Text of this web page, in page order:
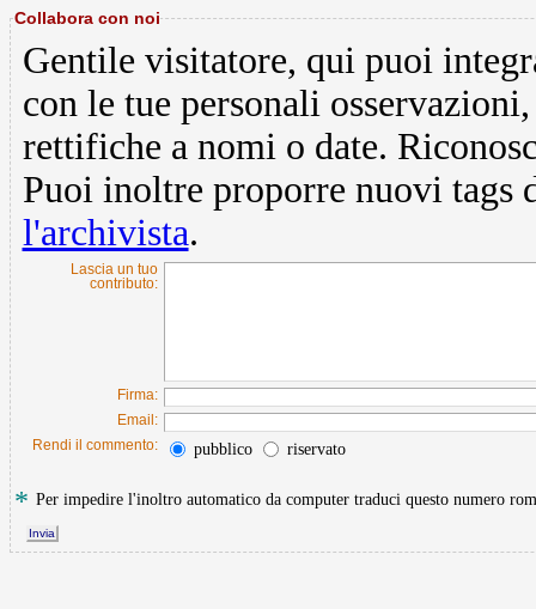
Collabora con noi
Gentile visitatore, qui puoi
con le tue personali
rettifiche a nomi o date.
Puoi inoltre proporre nuovi tags
l'archivista.
Lascia un tuo
contributo:
Firma:
Email:
Rendi il commento:
pubblico riservato
* Per impedire l'inoltro automatico da computer traduci questo numero